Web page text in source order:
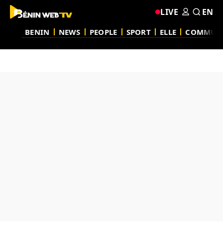
BENIN NEWS PEOPLE SPORT ELLE
LIVE EN